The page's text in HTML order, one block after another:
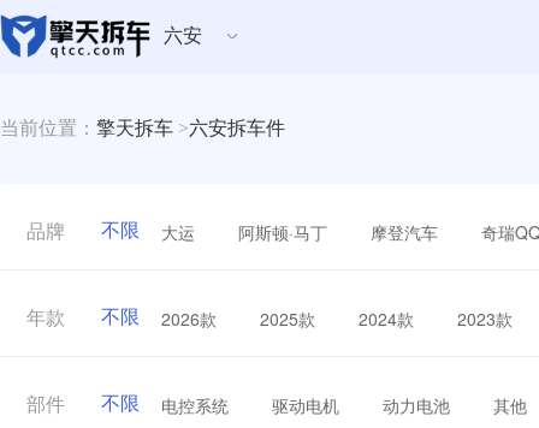
六安
当前位置： 擎天拆车 >六安拆车件
品牌 不限 大运 阿斯顿·马丁 摩登汽车 奇瑞
年款 不限 2026款 2025款 2024款 2023款
部件 不限 电控系统 驱动电机 动力电池 其他